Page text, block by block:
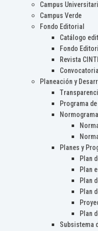
Campus
Campus Verde
Fondo Editorial
Catálogo
Fondo
Revista
Planeación y
Programa
Normograma
Planes y
Plan
Plan
Plan
Plan
Plan
Subsistema